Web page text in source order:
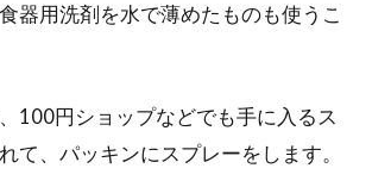
器用洗剤を水で薄めたものも使うこ
100円ショップなどでも手に入るス
て、パッキンにスプレーをします。